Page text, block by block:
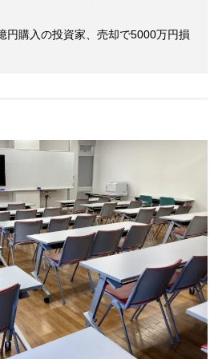
円購入の投資家、売却で5000万円損